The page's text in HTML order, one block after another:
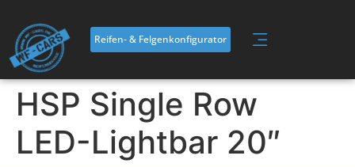
springen
Reifen- & Felgenkonfigurator
HSP Single Row
LED-Lightbar 20″